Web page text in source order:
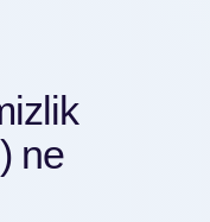
ne